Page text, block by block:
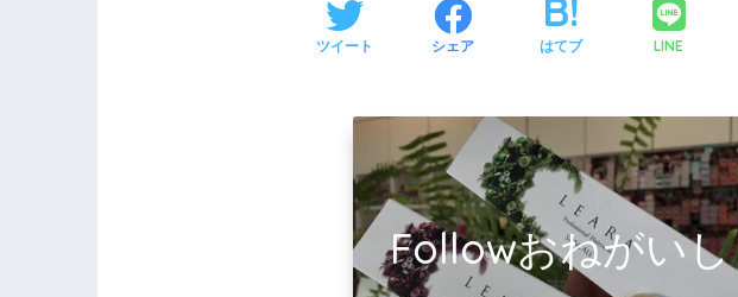
ツイート シェア はてブ LINE
Followおねがいし